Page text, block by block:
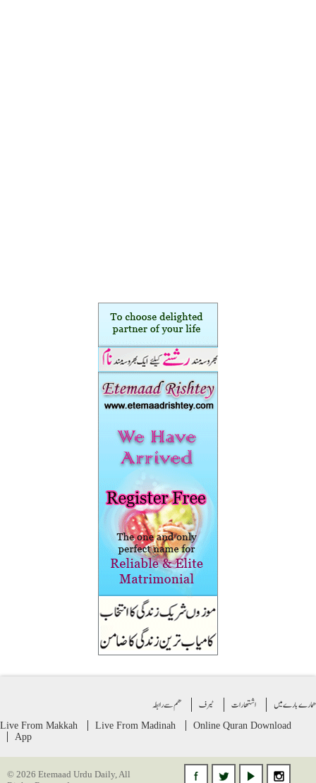
بارے میں اشتهارات ٹیرف ھم سے رابطہ
Live From Makkah Live From Madinah Online Quran Download
App
© 2026 Etemaad Urdu Daily, All